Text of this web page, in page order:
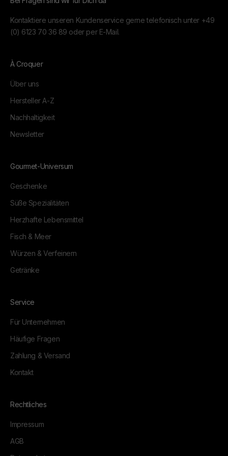
Kontaktiere unseren Kundenservice gerne telefonisch unter +49
(0) 6123 70 36 89 oder per E-Mail.
À Croquer
Über uns
Hersteller A-Z
Nachhaltigkeit
Newsletter
Gourmet-Universum
Geschenke
Süße Spezialitäten
Herzhafte Lebensmittel
Fisch & Meer
Würzen & Verfeinern
Getränke
Service
Für Unternehmen
Häufige Fragen
Zahlung & Versand
Kontakt
Rechtliches
Impressum
AGB